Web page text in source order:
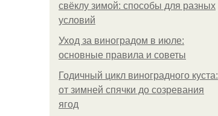
свёклу зимой: способы для разных
условий
Уход за виноградом в июле:
основные правила и советы
Годичный цикл виноградного куста:
от зимней спячки до созревания
ягод